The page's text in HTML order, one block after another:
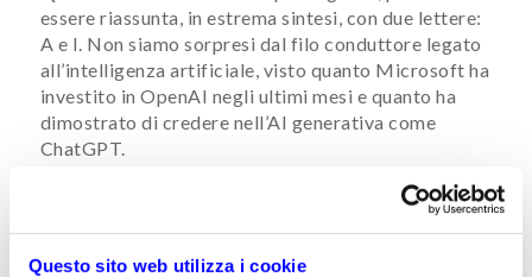
Questo sito web utilizza i cookie
essere riassunta, in estrema sintesi, con due lettere:
A e I. Non siamo sorpresi dal filo conduttore legato
all’intelligenza artificiale, visto quanto Microsoft ha
investito in OpenAI negli ultimi mesi e quanto ha
dimostrato di credere nell’AI generativa come
ChatGPT.
Vediamo un breve riepilogo delle più importanti
Sviluppo dell’ecosistema dei plugin AI